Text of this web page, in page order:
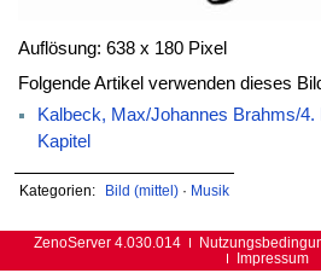
Auflösung: 638 x 180 Pixel
Folgende Artikel verwenden dieses
Kalbeck, Max/Johannes Brahms/4.
Kapitel
Kategorien: Bild (mittel)· Musik
ZenoServer 4.030.014
Impressum